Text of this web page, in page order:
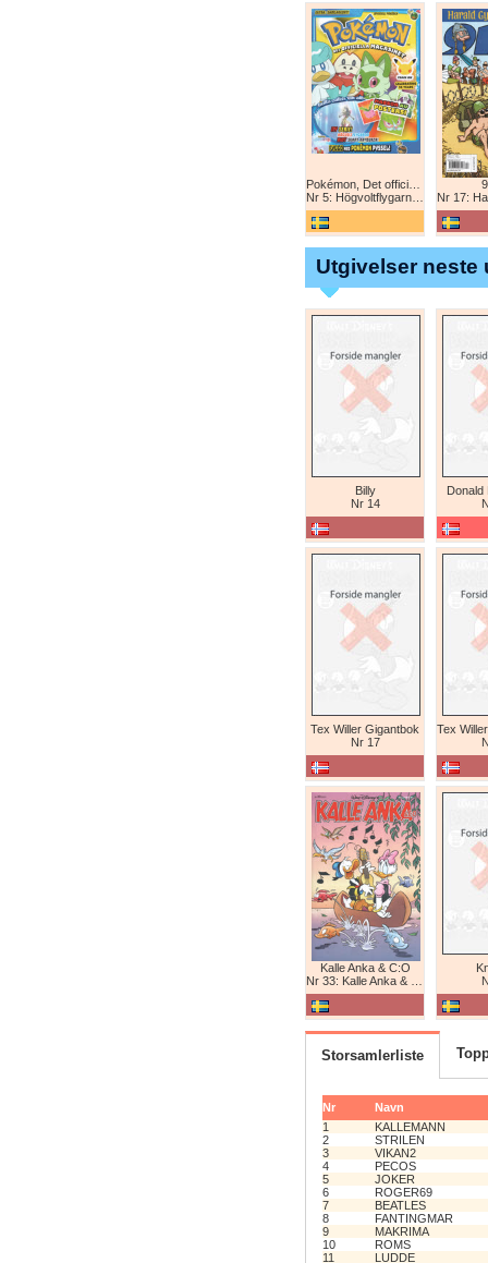
Nr 5: Högvoltflygarna mot Svart Rayquaza!
Nr 17: Harald
Utgivelser neste
Billy
Nr 14
Donald
Tex Willer Gigantbok
Nr 17
Kalle Anka & C:O
Nr 33: Kalle Anka & C:O
Storsamlerliste
Nr
Navn
1
KALLEMANN
2
STRILEN
3
VIKAN2
4
PECOS
5
JOKER
6
ROGER69
7
BEATLES
8
FANTINGMAR
9
MAKRIMA
10
ROMS
11
LUDDE